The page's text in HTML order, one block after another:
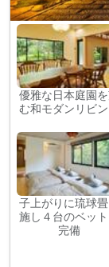
優雅な日本庭園
む和モダンリビ
子上がりに琉球
施し４台のベッ
完備